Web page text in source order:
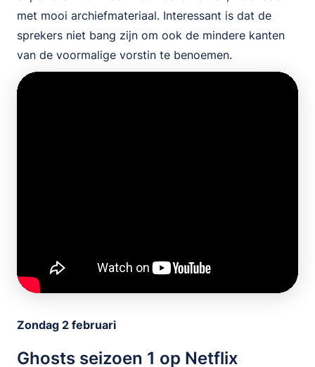
met mooi archiefmateriaal. Interessant is dat de
sprekers niet bang zijn om ook de mindere kanten
van de voormalige vorstin te benoemen.
Zondag 2 februari
Ghosts seizoen 1 op Netflix